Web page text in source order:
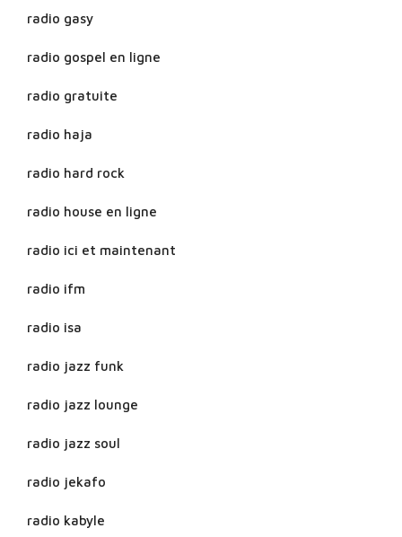
radio gasy
radio gospel en ligne
radio gratuite
radio haja
radio hard rock
radio house en ligne
radio ici et maintenant
radio ifm
radio isa
radio jazz funk
radio jazz lounge
radio jazz soul
radio jekafo
radio kabyle